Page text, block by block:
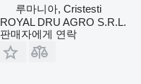
루마니아, Cristesti
ROYAL DRU AGRO S.R.L.
판매자에게 연락